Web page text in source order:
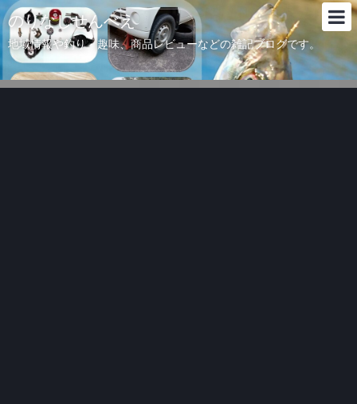
のりなしせんべえ
地域情報や釣り、趣味、商品レビューなどの雑記ブログです。